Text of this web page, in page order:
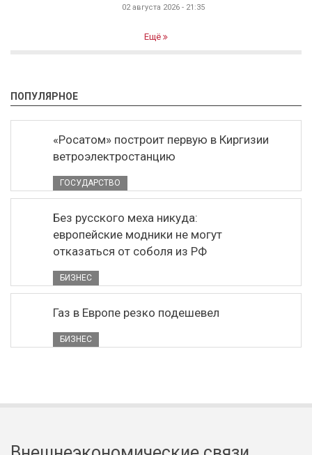
02 августа 2026 - 21:35
Ещё
ПОПУЛЯРНОЕ
«Росатом» построит первую в Киргизии
ветроэлектростанцию
ГОСУДАРСТВО
Без русского меха никуда:
европейские модники не могут
отказаться от соболя из РФ
БИЗНЕС
Газ в Европе резко подешевел
БИЗНЕС